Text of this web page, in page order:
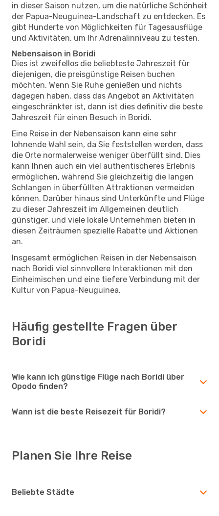
in dieser Saison nutzen, um die natürliche Schönheit
der Papua-Neuguinea-Landschaft zu entdecken. Es
gibt Hunderte von Möglichkeiten für Tagesausflüge
und Aktivitäten, um Ihr Adrenalinniveau zu testen.
Nebensaison in Boridi
Dies ist zweifellos die beliebteste Jahreszeit für
diejenigen, die preisgünstige Reisen buchen
möchten. Wenn Sie Ruhe genießen und nichts
dagegen haben, dass das Angebot an Aktivitäten
eingeschränkter ist, dann ist dies definitiv die beste
Jahreszeit für einen Besuch in Boridi.
Eine Reise in der Nebensaison kann eine sehr
lohnende Wahl sein, da Sie feststellen werden, dass
die Orte normalerweise weniger überfüllt sind. Dies
kann Ihnen auch ein viel authentischeres Erlebnis
ermöglichen, während Sie gleichzeitig die langen
Schlangen in überfüllten Attraktionen vermeiden
können. Darüber hinaus sind Unterkünfte und Flüge
zu dieser Jahreszeit im Allgemeinen deutlich
günstiger, und viele lokale Unternehmen bieten in
diesen Zeiträumen spezielle Rabatte und Aktionen
an.
Insgesamt ermöglichen Reisen in der Nebensaison
nach Boridi viel sinnvollere Interaktionen mit den
Einheimischen und eine tiefere Verbindung mit der
Kultur von Papua-Neuguinea.
Häufig gestellte Fragen über
Boridi
Wie kann ich günstige Flüge nach Boridi über
Opodo finden?
Wann ist die beste Reisezeit für Boridi?
Planen Sie Ihre Reise
Beliebte Städte